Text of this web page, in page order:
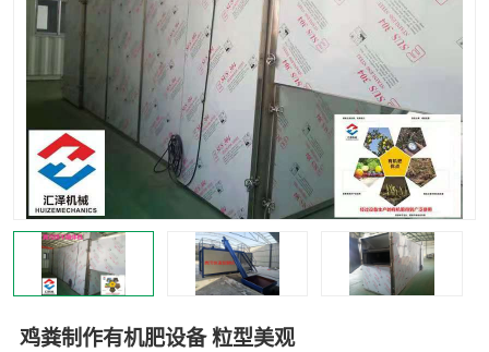
鸡粪制作有机肥设备 粒型美观
膜式发酵仓 分子膜堆肥仓
分子膜发酵堆肥设备